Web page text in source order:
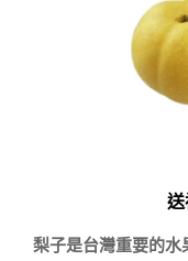
梨子是台灣重要的水